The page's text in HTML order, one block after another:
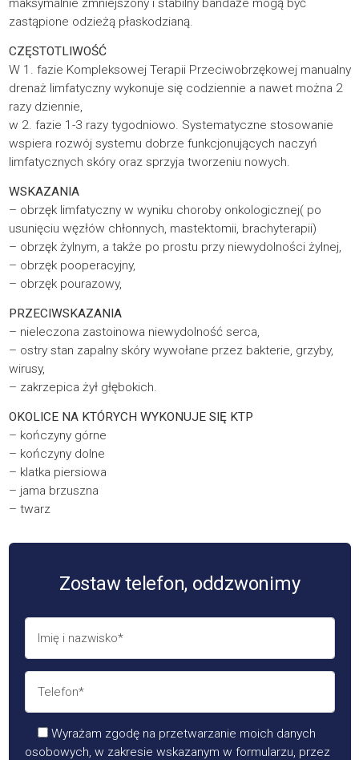
maksymalnie zmniejszony i stabilny bandaże mogą być
zastąpione odzieżą płaskodzianą.
CZĘSTOTLIWOŚĆ
W 1. fazie Kompleksowej Terapii Przeciwobrzękowej manualny
drenaż limfatyczny wykonuje się codziennie a nawet można 2
razy dziennie,
w 2. fazie 1-3 razy tygodniowo. Systematyczne stosowanie
wspiera rozwój systemu dobrze funkcjonujących naczyń
limfatycznych skóry oraz sprzyja tworzeniu nowych.
WSKAZANIA
– obrzęk limfatyczny w wyniku choroby onkologicznej( po
usunięciu węzłów chłonnych, mastektomii, brachyterapii)
– obrzęk żylnym, a także po prostu przy niewydolności żylnej,
– obrzęk pooperacyjny,
– obrzęk pourazowy,
PRZECIWSKAZANIA
– nieleczona zastoinowa niewydolność serca,
– ostry stan zapalny skóry wywołane przez bakterie, grzyby,
wirusy,
– zakrzepica żył głębokich.
OKOLICE NA KTÓRYCH WYKONUJE SIĘ KTP
– kończyny górne
– kończyny dolne
– klatka piersiowa
– jama brzuszna
– twarz
Zostaw telefon, oddzwonimy
Wyrażam zgodę na przetwarzanie moich danych
osobowych, w zakresie wskazanym w formularzu, przez